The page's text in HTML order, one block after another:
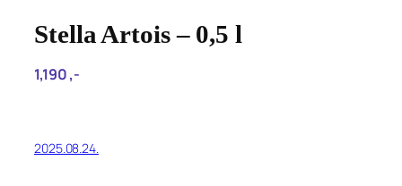
Stella Artois – 0,5 l
1,190‎ ,-
2025.08.24.